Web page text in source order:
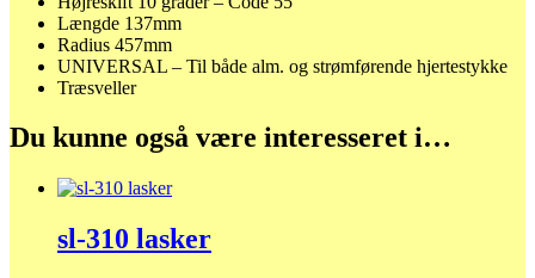
Længde 137mm
Radius 457mm
UNIVERSAL – Til både alm. og strømførende hjertestykke
Træsveller
Du kunne også være interesseret i…
sl-310 lasker